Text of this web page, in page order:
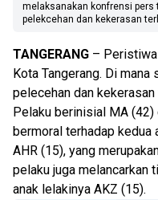
melaksanakan konfrensi pers
pelekcehan dan kekerasan
TANGERANG –
Kota Tangerang. Di
pelecehan dan
Pelaku berinisial MA (42)
bermoral terhadap kedua
AHR (15), yang
pelaku juga melancarkan
anak lelakinya AKZ (15).